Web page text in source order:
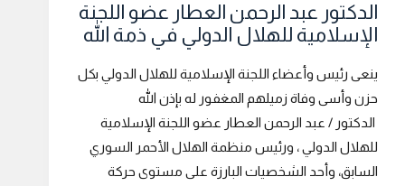
الدكتور عبد الرحمن العطار عضو اللجنة
الإسلامية للهلال الدولي في ذمة الله
ينعى رئيس وأعضاء اللجنة الإسلامية للهلال الدولي بكل
حزن وأسى وفاة زميلهم المغفور له بإذن الله
الدكتور / عبد الرحمن العطار عضو اللجنة الإسلامية
للهلال الدولي ، ورئيس منظمة الهلال الأحمر السوري
السابق، وأحد الشخصيات البارزة على مستوى حركة